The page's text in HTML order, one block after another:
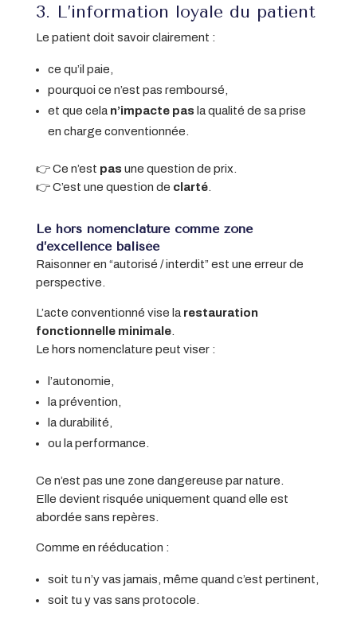
3. L’information loyale du patient
Le patient doit savoir clairement :
ce qu’il paie,
pourquoi ce n’est pas remboursé,
et que cela n’impacte pas la qualité de sa prise
en charge conventionnée.
👉 Ce n’est pas une question de prix.
👉 C’est une question de clarté.
Le hors nomenclature comme zone
d’excellence balisée
Raisonner en “autorisé / interdit” est une erreur de
perspective.
L’acte conventionné vise la restauration
fonctionnelle minimale.
Le hors nomenclature peut viser :
l’autonomie,
la prévention,
la durabilité,
ou la performance.
Ce n’est pas une zone dangereuse par nature.
Elle devient risquée uniquement quand elle est
abordée sans repères.
Comme en rééducation :
soit tu n’y vas jamais, même quand c’est pertinent,
soit tu y vas sans protocole.